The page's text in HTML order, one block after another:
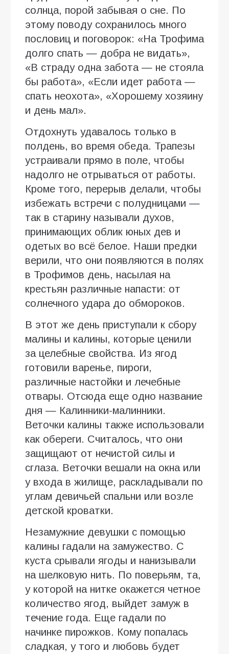
солнца, порой забывая о сне. По
этому поводу сохранилось много
пословиц и поговорок: «На Трофима
долго спать — добра не видать»,
«В страду одна забота — не стояла
бы работа», «Если идет работа —
спать неохота», «Хорошему хозяину
и день мал».
Отдохнуть удавалось только в
полдень, во время обеда. Трапезы
устраивали прямо в поле, чтобы
надолго не отрываться от работы.
Кроме того, перерыв делали, чтобы
избежать встречи с полудницами —
так в старину называли духов,
принимающих облик юных дев и
одетых во всё белое. Наши предки
верили, что они появляются в полях
в Трофимов день, насылая на
крестьян различные напасти: от
солнечного удара до обмороков.
В этот же день приступали к сбору
малины и калины, которые ценили
за целебные свойства. Из ягод
готовили варенье, пироги,
различные настойки и лечебные
отвары. Отсюда еще одно название
дня — Калинники-малинники.
Веточки калины также использовали
как обереги. Считалось, что они
защищают от нечистой силы и
сглаза. Веточки вешали на окна или
у входа в жилище, раскладывали по
углам девичьей спальни или возле
детской кроватки.
Незамужние девушки с помощью
калины гадали на замужество. С
куста срывали ягоды и нанизывали
на шелковую нить. По поверьям, та,
у которой на нитке окажется четное
количество ягод, выйдет замуж в
течение года. Еще гадали по
начинке пирожков. Кому попалась
сладкая, у того и любовь будет